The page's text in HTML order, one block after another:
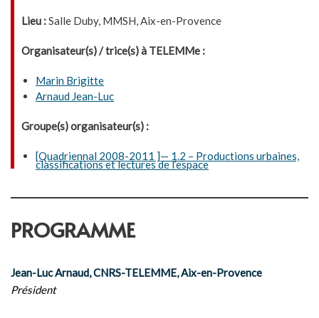
Lieu :Salle Duby, MMSH, Aix-en-Provence
Organisateur(s) / trice(s) à TELEMMe :
Marin Brigitte
Arnaud Jean-Luc
Groupe(s) organisateur(s) :
[Quadriennal 2008-2011 ]— 1.2 – Productions urbaines,
classifications et lectures de l’espace
PROGRAMME
Jean-Luc Arnaud, CNRS-TELEMME, Aix-en-Provence
Président